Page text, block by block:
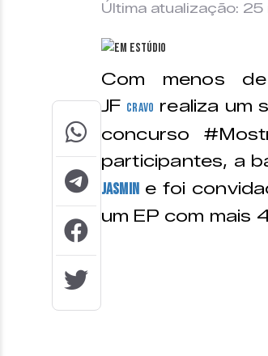
Última atualização: 25
Com menos
JF Cravo realiza um
concurso
participantes, a
Jasmin e foi
um EP com mais